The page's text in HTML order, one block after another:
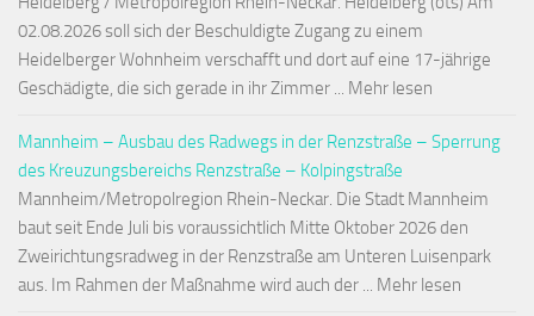
02.08.2026 soll sich der Beschuldigte Zugang zu einem
Heidelberger Wohnheim verschafft und dort auf eine 17-jährige
Geschädigte, die sich gerade in ihr Zimmer ... Mehr lesen
Mannheim – Ausbau des Radwegs in der Renzstraße – Sperrung
des Kreuzungsbereichs Renzstraße – Kolpingstraße
Mannheim/Metropolregion Rhein-Neckar. Die Stadt Mannheim
baut seit Ende Juli bis voraussichtlich Mitte Oktober 2026 den
Zweirichtungsradweg in der Renzstraße am Unteren Luisenpark
aus. Im Rahmen der Maßnahme wird auch der ... Mehr lesen